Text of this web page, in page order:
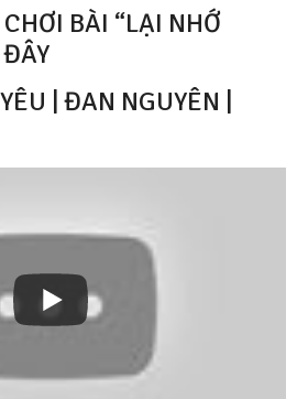
BÀI “LẠI NHỚ
| ĐAN NGUYÊN |